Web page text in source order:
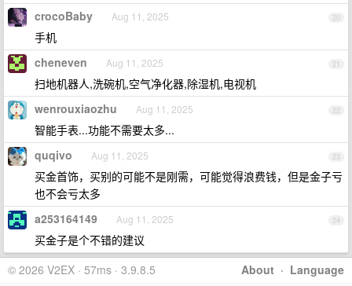
20
crocoBaby Aug 11, 2025
手机
21
cheneven Aug 11, 2025
扫地机器人,洗碗机,空气净化器,除湿机,电视机
22
wenrouxiaozhu Aug 11, 2025
智能手表...功能不需要太多...
23
quqivo Aug 11, 2025
买金首饰，买别的可能不是刚需，可能觉得浪费钱，但是金子亏
也不会亏太多
24
a253164149 Aug 11, 2025
买金子是个不错的建议
About · Language
© 2026 V2EX · 57ms · 3.9.8.5